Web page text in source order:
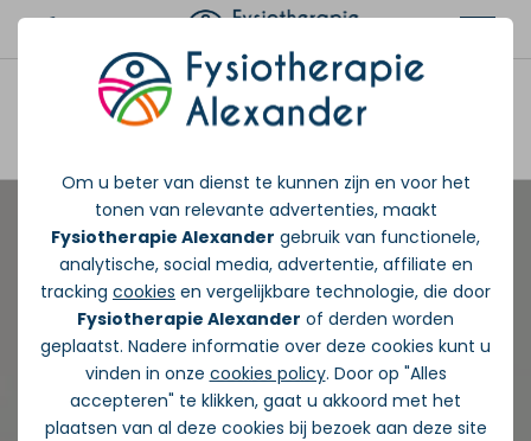
Om u beter van dienst te kunnen zijn en voor het
tonen van relevante advertenties, maakt
Fysiotherapie Alexander gebruik van functionele,
analytische, social media, advertentie, affiliate en
tracking cookies en vergelijkbare technologie, die door
Fysiotherapie Alexander of derden worden
geplaatst. Nadere informatie over deze cookies kunt u
vinden in onze cookies policy. Door op "Alles
accepteren" te klikken, gaat u akkoord met het
plaatsen van al deze cookies bij bezoek aan deze site
Afspraak maken